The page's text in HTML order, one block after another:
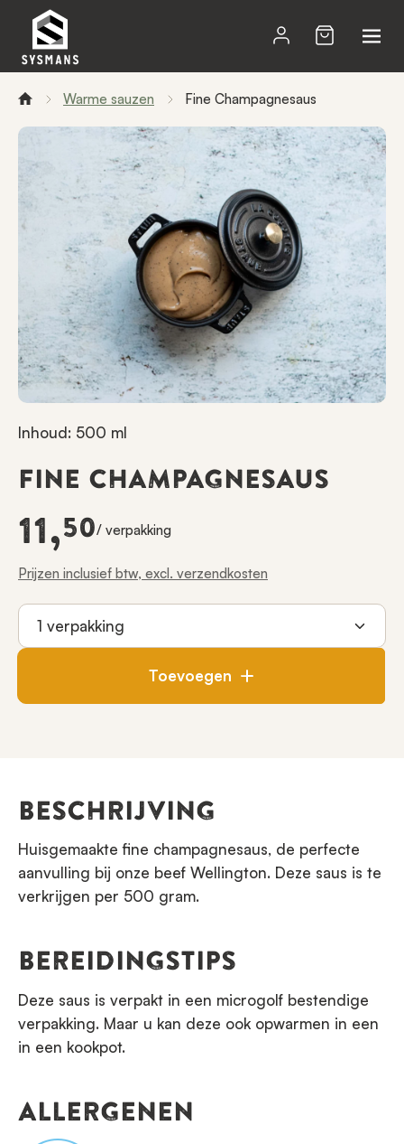
Warme sauzen Fine Champagnesaus
Inhoud: 500 ml
FINE CHAMPAGNESAUS
11,50/ verpakking
Prijzen inclusief btw, excl. verzendkosten
Toevoegen
BESCHRIJVING
Huisgemaakte fine champagnesaus, de perfecte
aanvulling bij onze beef Wellington. Deze saus is te
verkrijgen per 500 gram.
BEREIDINGSTIPS
Deze saus is verpakt in een microgolf bestendige
verpakking. Maar u kan deze ook opwarmen in een
in een kookpot.
ALLERGENEN